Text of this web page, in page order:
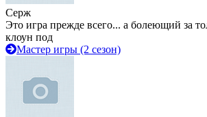
Серж
Это игра прежде всего... а болеющий за
клоун под
Мастер игры (2 сезон)